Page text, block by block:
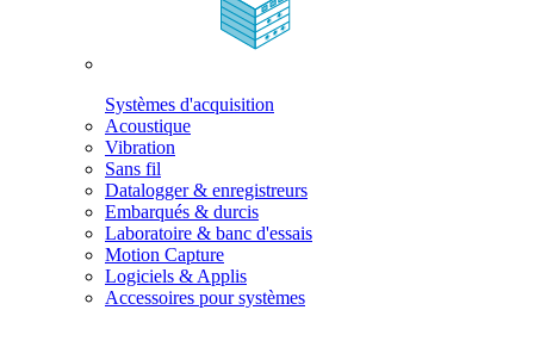
Systèmes d'acquisition
Acoustique
Vibration
Sans fil
Datalogger & enregistreurs
Embarqués & durcis
Laboratoire & banc d'essais
Motion Capture
Logiciels & Applis
Accessoires pour systèmes